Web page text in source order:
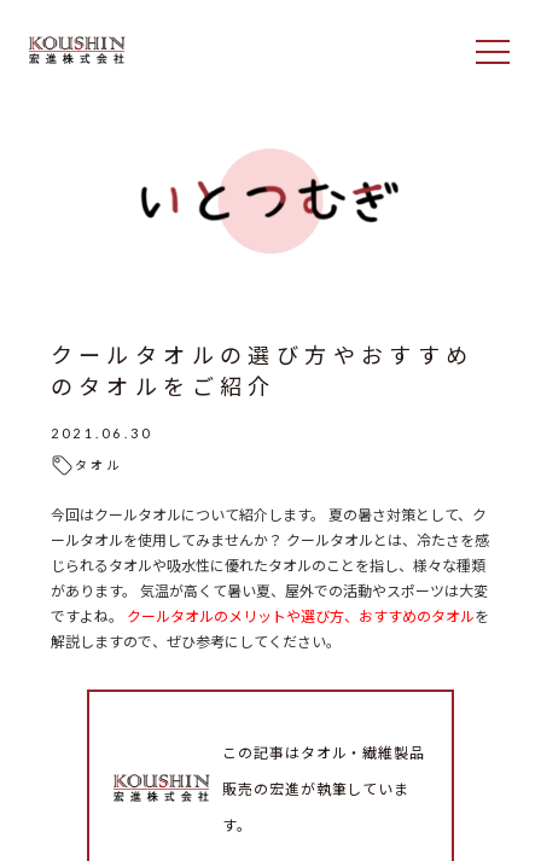
クールタオルの選び方やおすすめ
のタオルをご紹介
2021.06.30
タオル
今回はクールタオルについて紹介します。 夏の暑さ対策として、ク
ールタオルを使用してみませんか？ クールタオルとは、冷たさを感
じられるタオルや吸水性に優れたタオルのことを指し、様々な種類
があります。 気温が高くて暑い夏、屋外での活動やスポーツは大変
ですよね。 クールタオルのメリットや選び方、おすすめのタオルを
解説しますので、ぜひ参考にしてください。
この記事はタオル・繊維製品
販売の宏進が執筆していま
す。